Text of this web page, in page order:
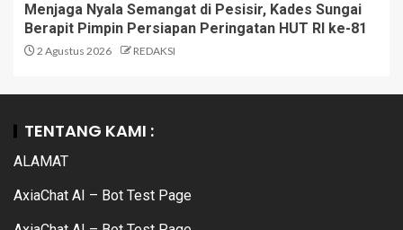
Menjaga Nyala Semangat di Pesisir, Kades Sungai
Berapit Pimpin Persiapan Peringatan HUT RI ke-81
2 Agustus 2026 REDAKSI
TENTANG KAMI :
ALAMAT
AxiaChat AI – Bot Test Page